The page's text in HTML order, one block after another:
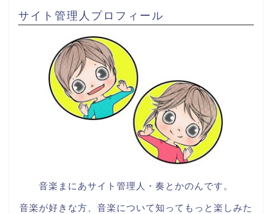
サイト管理人プロフィール
音楽まにあサイト管理人・奏とかのんです。
音楽が好きな方、音楽について知ってもっと楽しみた